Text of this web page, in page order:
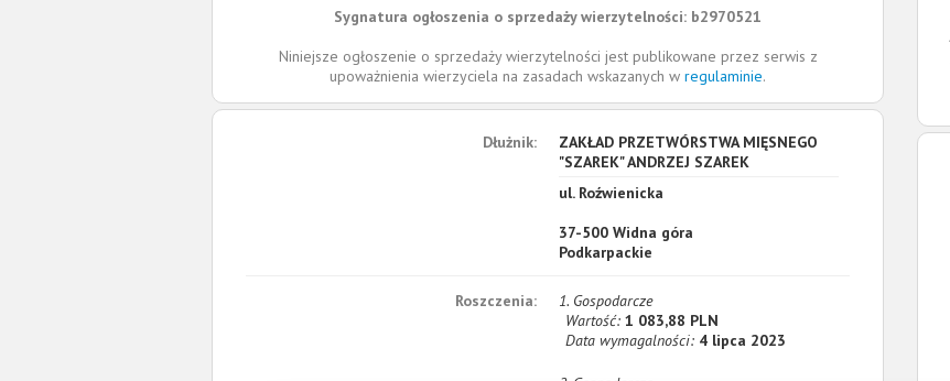
Sygnatura ogłoszenia o sprzedaży wierzytelności: b2970521
Niniejsze ogłoszenie o sprzedaży wierzytelności jest publikowane przez serwis z
upoważnienia wierzyciela na zasadach wskazanych w regulaminie.
Dłużnik:
ZAKŁAD PRZETWÓRSTWA MIĘSNEGO
"SZAREK" ANDRZEJ SZAREK
ul. Roźwienicka
37-500 Widna góra
Podkarpackie
Roszczenia:
1. Gospodarcze
Wartość: 1 083,88 PLN
Data wymagalności: 4 lipca 2023